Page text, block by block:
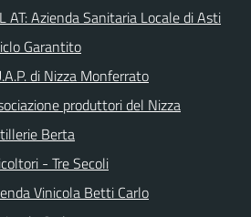
AT: Azienda Sanitaria Locale di Asti
Garantito
di Nizza Monferrato
produttori del Nizza
Berta
- Tre Secoli
Vinicola Betti Carlo